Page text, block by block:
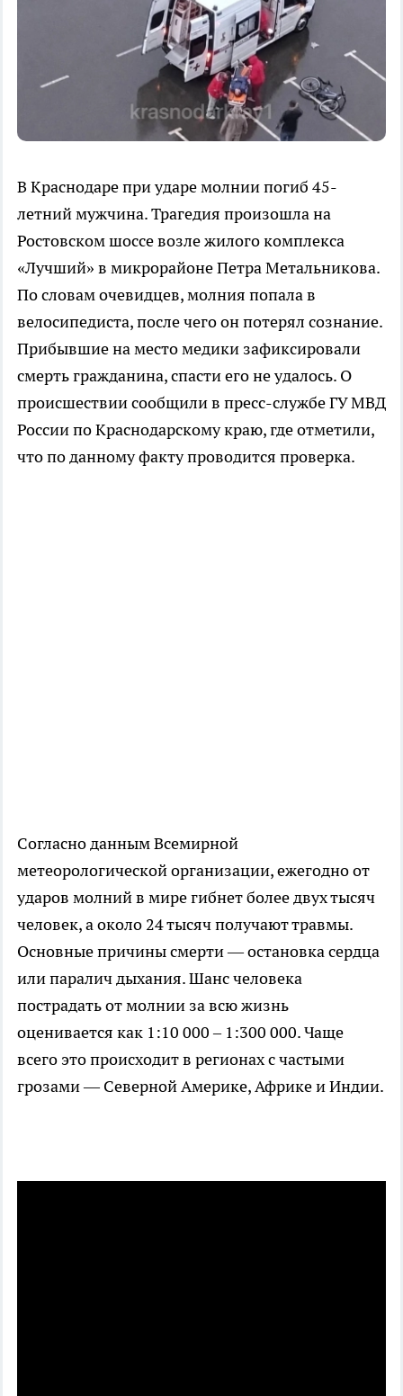
В Краснодаре при ударе молнии погиб 45-
летний мужчина. Трагедия произошла на
Ростовском шоссе возле жилого комплекса
«Лучший» в микрорайоне Петра Метальникова.
По словам очевидцев, молния попала в
велосипедиста, после чего он потерял сознание.
Прибывшие на место медики зафиксировали
смерть гражданина, спасти его не удалось. О
происшествии сообщили в пресс-службе ГУ МВД
России по Краснодарскому краю, где отметили,
что по данному факту проводится проверка.
Согласно данным Всемирной
метеорологической организации, ежегодно от
ударов молний в мире гибнет более двух тысяч
человек, а около 24 тысяч получают травмы.
Основные причины смерти — остановка сердца
или паралич дыхания. Шанс человека
пострадать от молнии за всю жизнь
оценивается как 1:10 000 – 1:300 000. Чаще
всего это происходит в регионах с частыми
грозами — Северной Америке, Африке и Индии.